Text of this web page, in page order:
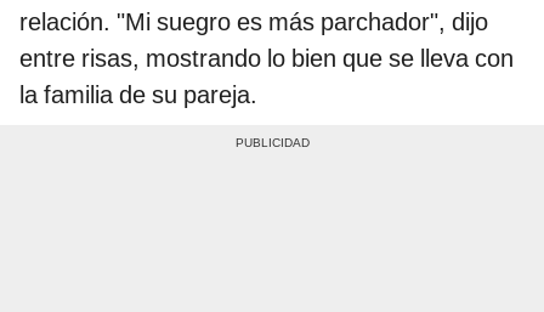
relación. "Mi suegro es más parchador", dijo
entre risas, mostrando lo bien que se lleva con
la familia de su pareja.